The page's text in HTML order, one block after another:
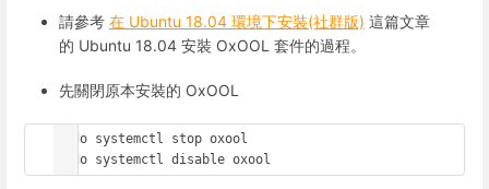
請參考 在 Ubuntu 18.04 環境下安裝(社群版) 這篇文章
的 Ubuntu 18.04 安裝 OxOOL 套件的過程。
先關閉原本安裝的 OxOOL
sudo systemctl stop oxool
sudo systemctl disable oxool